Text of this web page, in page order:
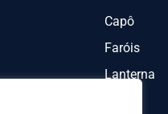
Capô
Faróis
Lanterna